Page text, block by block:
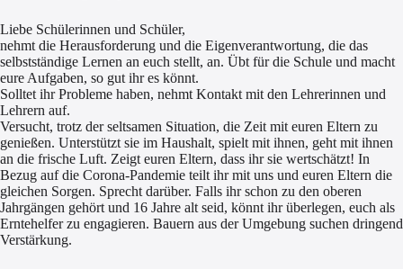
Liebe Schülerinnen und Schüler,
nehmt die Herausforderung und die Eigenverantwortung, die das
selbstständige Lernen an euch stellt, an. Übt für die Schule und macht
eure Aufgaben, so gut ihr es könnt.
Solltet ihr Probleme haben, nehmt Kontakt mit den Lehrerinnen und
Lehrern auf.
Versucht, trotz der seltsamen Situation, die Zeit mit euren Eltern zu
genießen. Unterstützt sie im Haushalt, spielt mit ihnen, geht mit ihnen
an die frische Luft. Zeigt euren Eltern, dass ihr sie wertschätzt! In
Bezug auf die Corona-Pandemie teilt ihr mit uns und euren Eltern die
gleichen Sorgen. Sprecht darüber. Falls ihr schon zu den oberen
Jahrgängen gehört und 16 Jahre alt seid, könnt ihr überlegen, euch als
Erntehelfer zu engagieren. Bauern aus der Umgebung suchen dringend
Verstärkung.